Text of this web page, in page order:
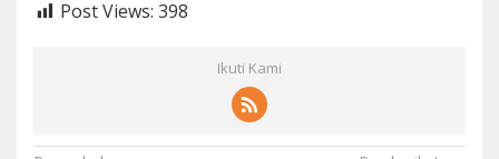
Post Views: 398
Ikuti Kami